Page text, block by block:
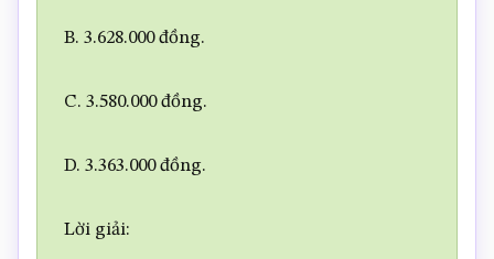
B. 3.628.000 đồng.
C. 3.580.000 đồng.
D. 3.363.000 đồng.
Lời giải: